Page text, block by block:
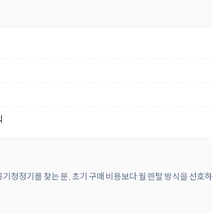
청정기를 찾는 분, 초기 구매 비용보다 월 렌탈 방식을 선호